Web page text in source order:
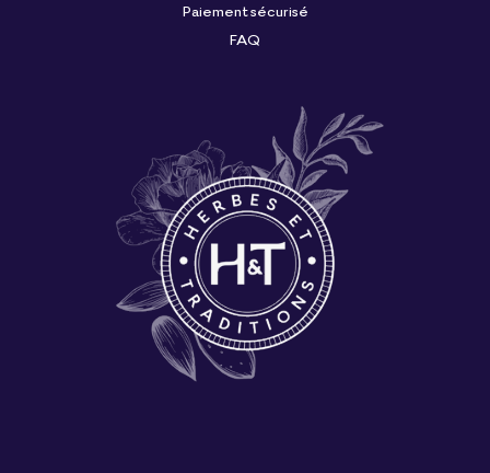
Paiement sécurisé
FAQ